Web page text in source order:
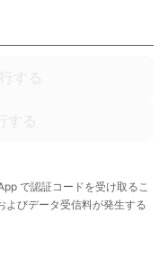
する
る
で認証コードを受け取るこ
よびデータ受信料が発生する